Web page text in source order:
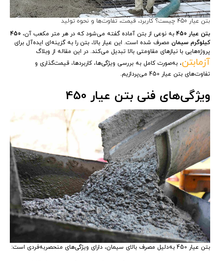
بتن عیار 450 چیست؟ کاربرد، قیمت، تفاوت‌ها و نحوه تولید
بتن عیار 450
به نوعی از بتن آماده گفته می‌شود که در هر متر مکعب آن، 450
کیلوگرم سیمان مصرف شده است. این عیار بالا، بتن را به گزینه‌ای ایده‌آل برای
پروژه‌هایی با نیازهای مقاومتی بالا تبدیل می‌کند. در این مقاله از وبلاگ
آزمابتن، به‌صورت کامل به بررسی ویژگی‌ها، کاربردها، قیمت‌گذاری و
تفاوت‌های بتن عیار 450 می‌پردازیم.
ویژگی‌های فنی بتن عیار 450
بتن عیار 450 به‌دلیل مصرف بالای سیمان، دارای ویژگی‌های منحصربه‌فردی است: